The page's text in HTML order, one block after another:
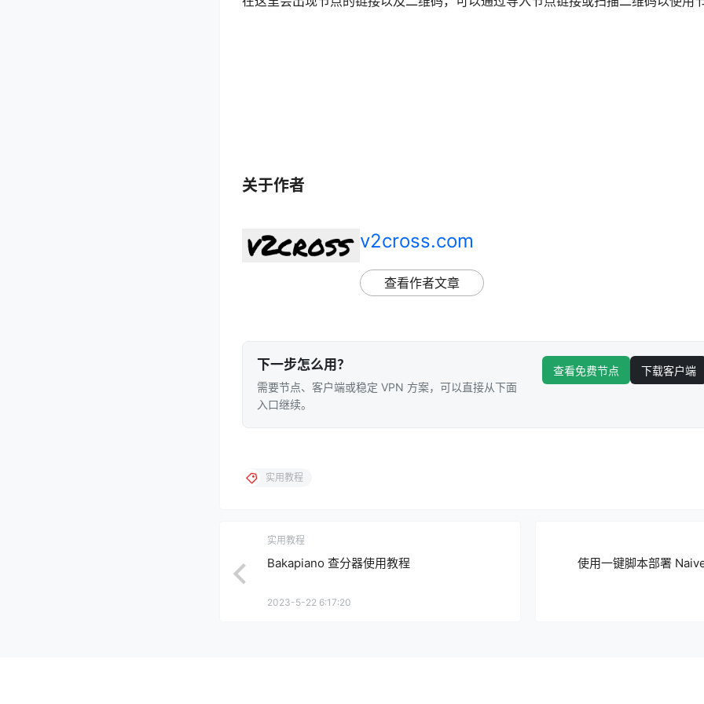
关于作者
v2cross.com
查看作者文章
下一步怎么用？
需要节点、客户端或稳定 VPN 方案，可以直接从下面
入口继续。
查看免费节点 下载客户端
实用教程
实用教程
Bakapiano 查分器使用教程
2023-5-22 6:17:20
使用一键脚本部署